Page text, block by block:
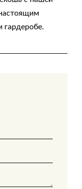
гардеробе.